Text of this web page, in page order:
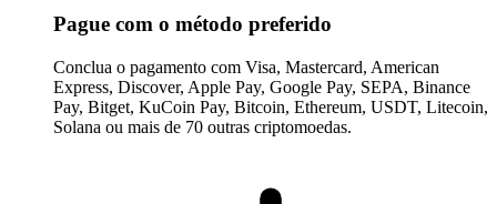
Pague com o método preferido
Conclua o pagamento com Visa, Mastercard, American
Express, Discover, Apple Pay, Google Pay, SEPA, Binance
Pay, Bitget, KuCoin Pay, Bitcoin, Ethereum, USDT, Litecoin,
Solana ou mais de 70 outras criptomoedas.